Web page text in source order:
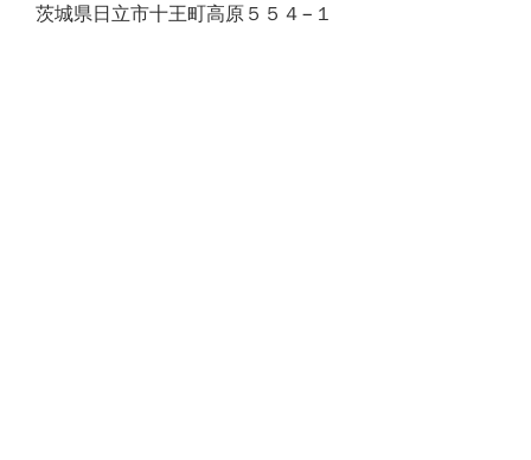
茨城県日立市十王町高原５５４−１